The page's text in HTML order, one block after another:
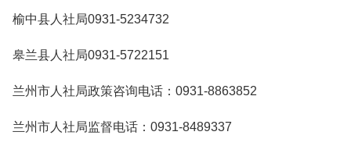
榆中县人社局0931-5234732
皋兰县人社局0931-5722151
兰州市人社局政策咨询电话：0931-8863852
兰州市人社局监督电话：0931-8489337